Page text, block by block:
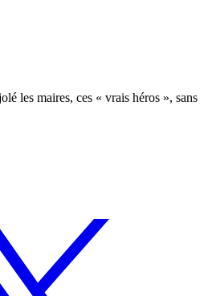
les maires, ces « vrais héros », sans